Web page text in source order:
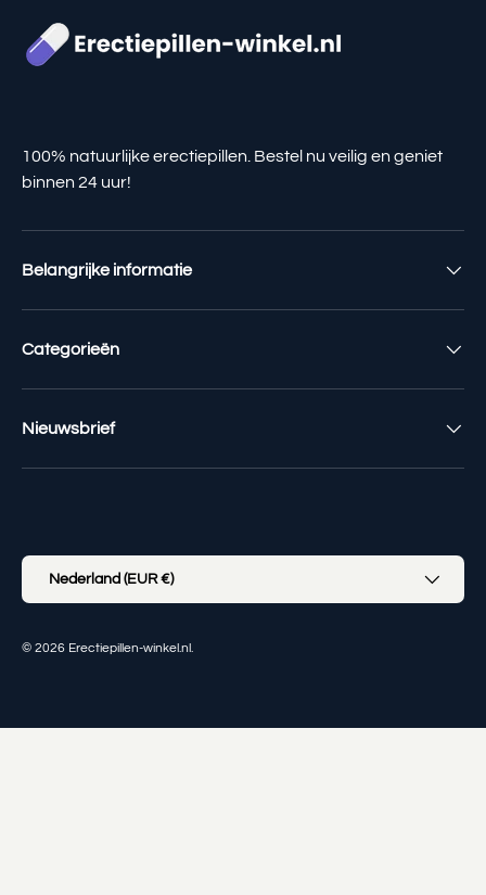
100% natuurlijke erectiepillen. Bestel nu veilig en geniet
binnen 24 uur!
Belangrijke informatie
Categorieën
Nieuwsbrief
Land/Regio
Nederland (EUR €)
© 2026 Erectiepillen-winkel.nl.